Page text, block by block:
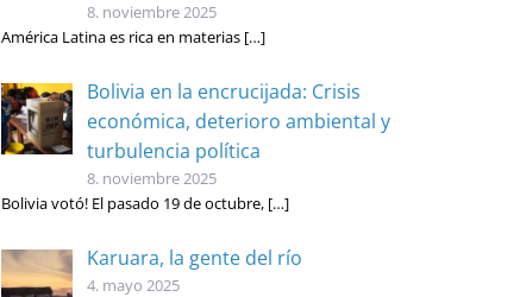
8. noviembre 2025
América Latina es rica en materias […]
Bolivia en la encrucijada: Crisis
económica, deterioro ambiental y
turbulencia política
8. noviembre 2025
Bolivia votó! El pasado 19 de octubre, […]
Karuara, la gente del río
4. mayo 2025